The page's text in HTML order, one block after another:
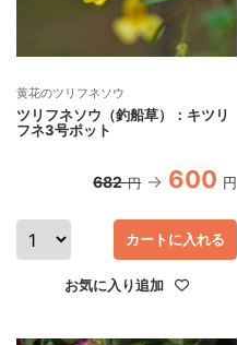
黄花のツリフネソウ
ツリフネソウ（釣船草）：キツリ
フネ3号ポット
682 円 600 円
カートに入れる
お気に入り追加